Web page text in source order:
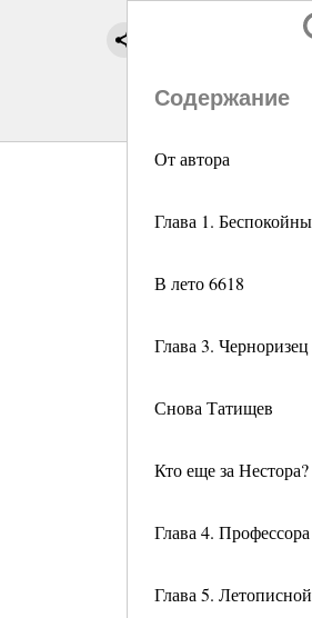
Содержание
От автора
Глава 1.
В лето 6618
Глава 3. Черноризец
Снова Татищев
Кто еще за Нестора?
Глава 4.
Глава 5.